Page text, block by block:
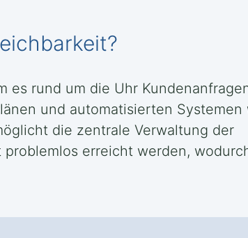
es rund um die Uhr
und automatisierten Systemen
die zentrale Verwaltung der
erreicht werden,